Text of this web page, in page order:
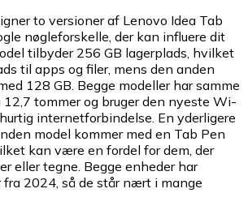
to versioner af Lenovo Idea Tab
nøgleforskelle, der kan influere dit
tilbyder 256 GB lagerplads, hvilket
til apps og filer, mens den anden
128 GB. Begge modeller har samme
tommer og bruger den nyeste Wi-
internetforbindelse. En yderligere
model kommer med en Tab Pen
kan være en fordel for dem, der
eller tegne. Begge enheder har
fra 2024, så de står nært i mange